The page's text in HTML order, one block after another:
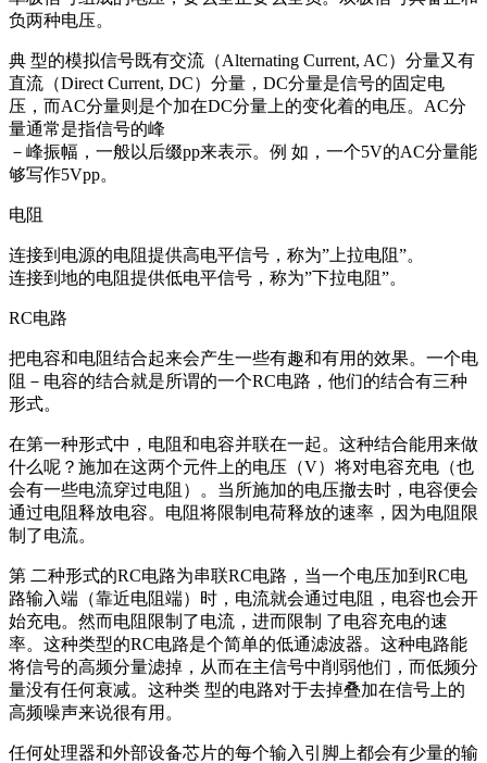
负两种电压。
典 型的模拟信号既有交流（Alternating Current, AC）分量又有
直流（Direct Current, DC）分量，DC分量是信号的固定电
压，而AC分量则是个加在DC分量上的变化着的电压。AC分
量通常是指信号的峰
－峰振幅，一般以后缀pp来表示。例 如，一个5V的AC分量能
够写作5Vpp。
电阻
连接到电源的电阻提供高电平信号，称为”上拉电阻”。
连接到地的电阻提供低电平信号，称为”下拉电阻”。
RC电路
把电容和电阻结合起来会产生一些有趣和有用的效果。一个电
阻－电容的结合就是所谓的一个RC电路，他们的结合有三种
形式。
在第一种形式中，电阻和电容并联在一起。这种结合能用来做
什么呢？施加在这两个元件上的电压（V）将对电容充电（也
会有一些电流穿过电阻）。当所施加的电压撤去时，电容便会
通过电阻释放电容。电阻将限制电荷释放的速率，因为电阻限
制了电流。
第 二种形式的RC电路为串联RC电路，当一个电压加到RC电
路输入端（靠近电阻端）时，电流就会通过电阻，电容也会开
始充电。然而电阻限制了电流，进而限制 了电容充电的速
率。这种类型的RC电路是个简单的低通滤波器。这种电路能
将信号的高频分量滤掉，从而在主信号中削弱他们，而低频分
量没有任何衰减。这种类 型的电路对于去掉叠加在信号上的
高频噪声来说很有用。
任何处理器和外部设备芯片的每个输入引脚上都会有少量的输